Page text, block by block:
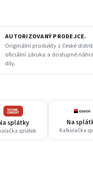
AUTORIZOVANÝ PRODEJCE.
Originální produkty z české
oficiální záruka a dostupné
díly.
splátky
splátek
Na
Kalkulačka